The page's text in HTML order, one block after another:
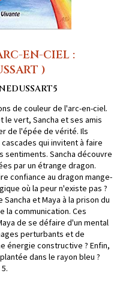
EN-CIEL :
)
de couleur de l'arc-en-ciel.
le vert, Sancha et ses amis
de l'épée de vérité. Ils
qui invitent à faire
sentiments. Sancha découvre
par un étrange dragon.
confiance au dragon mange-
où la peur n'existe pas ?
et Maya à la prison du
la communication. Ces
de se défaire d'un mental
perturbants et de
énergie constructive ? Enfin,
dans le rayon bleu ?